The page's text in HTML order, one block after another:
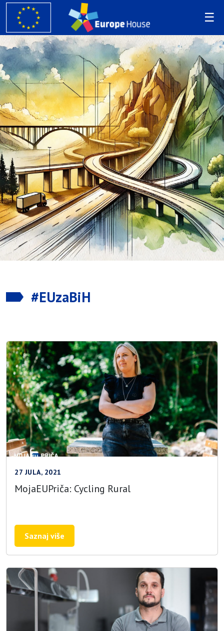
#EUzaBiH
27 JULA, 2021
MojaEUPriča: Cycling Rural
Saznaj više